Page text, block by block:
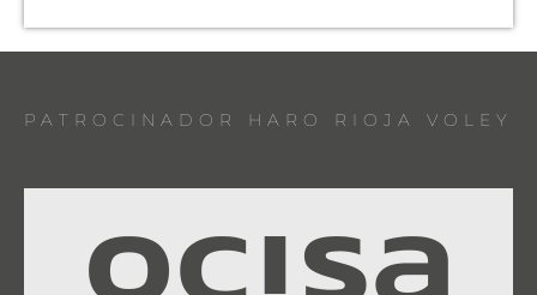
PATROCINADOR HARO RIOJA VOLEY